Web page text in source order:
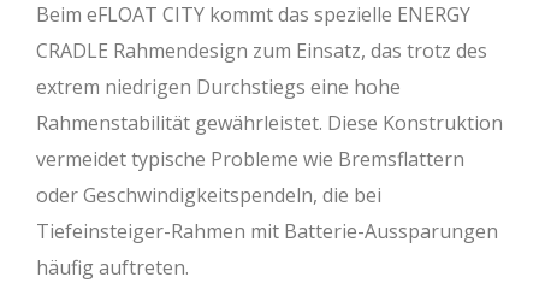
Radstand (mm)
1176 1194 1215 1237
Beim eFLOAT CITY kommt das spezielle ENERGY
CRADLE Rahmendesign zum Einsatz, das trotz des
extrem niedrigen Durchstiegs eine hohe
Rahmenstabilität gewährleistet. Diese Konstruktion
vermeidet typische Probleme wie Bremsflattern
oder Geschwindigkeitspendeln, die bei
Tiefeinsteiger-Rahmen mit Batterie-Aussparungen
häufig auftreten.